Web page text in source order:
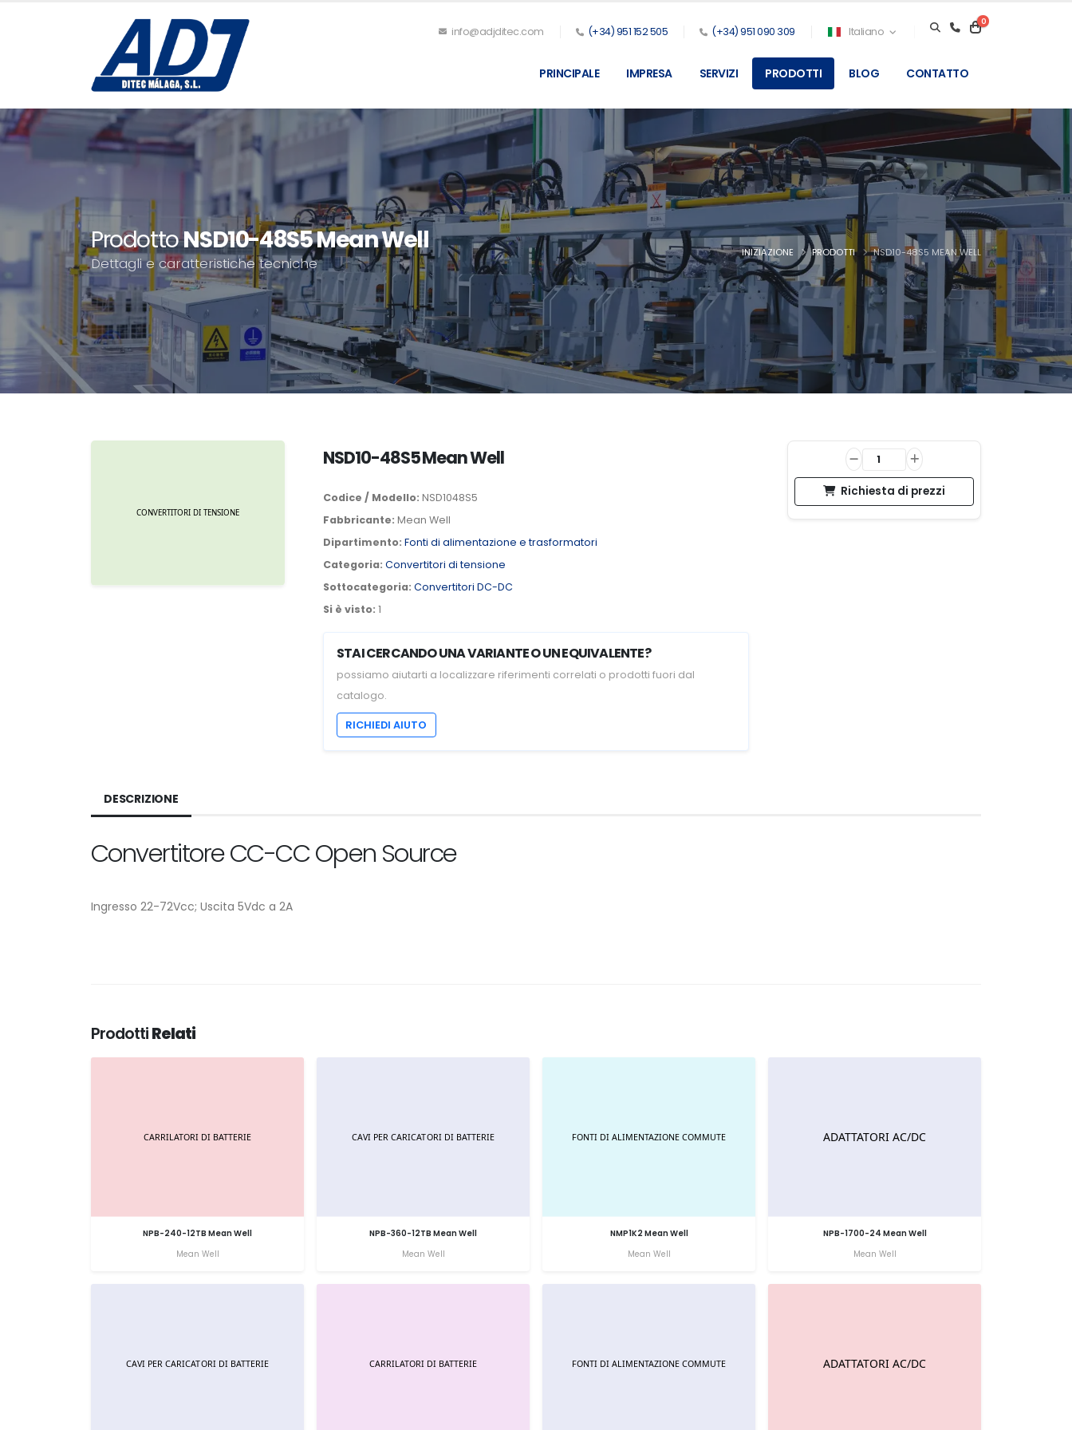
info@adjditec.com (+34) 951 152 505 (+34) 951 090 309 Italiano
0
PRINCIPALE IMPRESA SERVIZI PRODOTTI BLOG CONTATTO
ProdottoNSD10-48S5 Mean Well
Dettagli e caratteristiche tecniche
INIZIAZIONE PRODOTTI NSD10-48S5 MEAN WELL
NSD10-48S5 Mean Well
Codice / Modello: NSD1048S5
Fabbricante: Mean Well
Dipartimento: Fonti di alimentazione e trasformatori
Categoria: Convertitori di tensione
Sottocategoria: Convertitori DC-DC
Si è visto: 1
STAI CERCANDO UNA VARIANTE O UN EQUIVALENTE?
possiamo aiutarti a localizzare riferimenti correlati o prodotti fuori dal
catalogo.
RICHIEDI AIUTO
Richiesta di prezzi
DESCRIZIONE
Convertitore CC-CC Open Source
Ingresso 22-72Vcc; Uscita 5Vdc a 2A
ProdottiRelati
NPB-240-12TB Mean Well
Mean Well
NPB-360-12TB Mean Well
Mean Well
NMP1K2 Mean Well
Mean Well
NPB-1700-24 Mean Well
Mean Well